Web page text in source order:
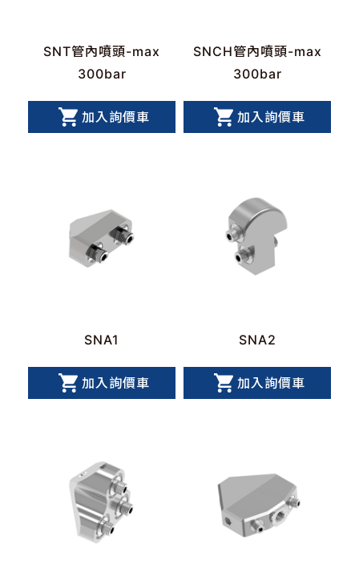
SNT管內噴頭-max
300bar
加入詢價車
SNCH管內噴頭-max
300bar
加入詢價車
SNA1
加入詢價車
SNA2
加入詢價車